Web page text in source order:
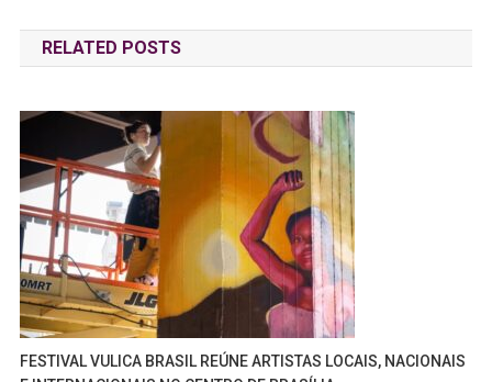
de
Post
RELATED POSTS
FESTIVAL VULICA BRASIL REÚNE ARTISTAS LOCAIS, NACIONAIS